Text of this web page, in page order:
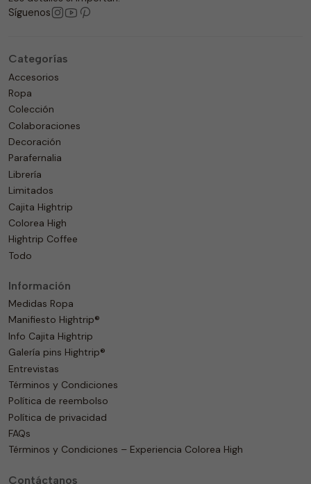
Síguenos
Categorías
Accesorios
Ropa
Colección
Colaboraciones
Decoración
Parafernalia
Librería
Limitados
Cajita Hightrip
Colorea High
Hightrip Coffee
Todo
Información
Medidas Ropa
Manifiesto Hightrip®
Info Cajita Hightrip
Galería pins Hightrip®
Entrevistas
Términos y Condiciones
Política de reembolso
Política de privacidad
FAQs
Términos y Condiciones – Experiencia Colorea High
Contáctanos